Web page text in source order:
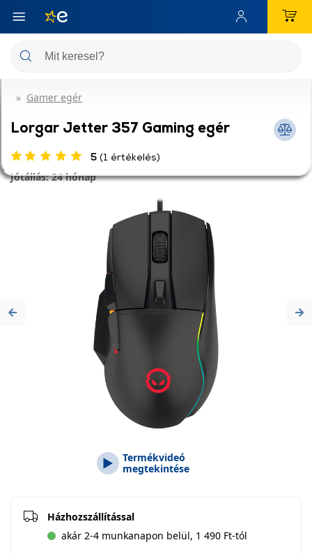
Gamer egér
Lorgar Jetter 357 Gaming egér
5 (1 értékelés)
Jótállás: 24 hónap
Previous
Termékvideó
megtekintése
Házhozszállítással
akár 2-4 munkanapon belül, 1 490 Ft-tól